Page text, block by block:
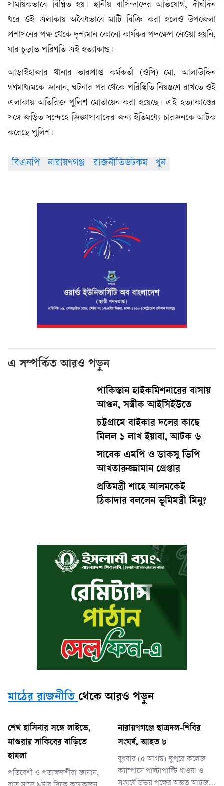
সাময়িকভাবে বিঘ্নিত হয়। স্থানীয় বাসিন্দাদের অভিযোগ, দীর্ঘদিন
ধরে ওই এলাকায় অবৈধভাবে মাটি বিক্রি করা হলেও উপজেলা
প্রশাসনের পক্ষ থেকে দৃশ্যমান কোনো কার্যকর পদক্ষেপ নেওয়া হয়নি,
যার চূড়ান্ত পরিণতি এই হত্যাকাণ্ড।
আড়াইহাজার থানার ভারপ্রাপ্ত কর্মকর্তা (ওসি) মো. আলাউদ্দিন
গণমাধ্যমকে জানান, ঘটনার পর থেকে পরিস্থিতি নিয়ন্ত্রণে রাখতে ওই
এলাকায় অতিরিক্ত পুলিশ মোতায়েন করা হয়েছে। এই হত্যাকাণ্ডের
সঙ্গে জড়িত সন্দেহে জিজ্ঞাসাবাদের জন্য ইতিমধ্যে চারজনকে আটক
করেছে পুলিশ।
বিএনপি নারায়ণগঞ্জ রাজনীতিডটকম খুন
এ সম্পর্কিত আরও পড়ুন
পাকিস্তান হাইকমিশনারের বাসায়
আগুন, সস্ত্রীক আইসিইউতে
চট্টগ্রামে বাইকার দলের কাছে
মিলল ১ লাখ ইয়াবা, আটক ৬
সাবেক এমপি ও ডাকসু ভিপি
আখতারুজ্জামান গ্রেপ্তার
প্রতিমন্ত্রী শাহে আলমকেই
ঠিকাদার বললেন ভূমিমন্ত্রী মিনু?
মাঠের রাজনীতি থেকে আরও পড়ুন
শেখ হাসিনার সঙ্গে লাইভে,
মাগুরায় সাকিবের বাড়িতে
হামলা
প্রতিবেশী ও প্রত্যক্ষদর্শীরা জানান,
নারায়ণগঞ্জে ছাত্রদল-শিবির
সংঘর্ষ, আহত ৮
বুধবার (৫ আগস্ট) দুপুরে কলেজ
ক্যাম্পাসে পাল্টাপাল্টি ধাওয়া ও
সংঘর্ষে উভয় পক্ষের অন্তত আটজন